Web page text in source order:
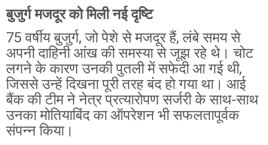
बुजुर्ग मजदूर को मिली नई दृष्टि
75 वर्षीय बुजुर्ग, जो पेशे से मजदूर हैं, लंबे समय से
अपनी दाहिनी आंख की समस्या से जूझ रहे थे। चोट
लगने के कारण उनकी पुतली में सफेदी आ गई थी,
जिससे उन्हें दिखना पूरी तरह बंद हो गया था। आई
बैंक की टीम ने नेत्र प्रत्यारोपण सर्जरी के साथ-साथ
उनका मोतियाबिंद का ऑपरेशन भी सफलतापूर्वक
संपन्न किया।